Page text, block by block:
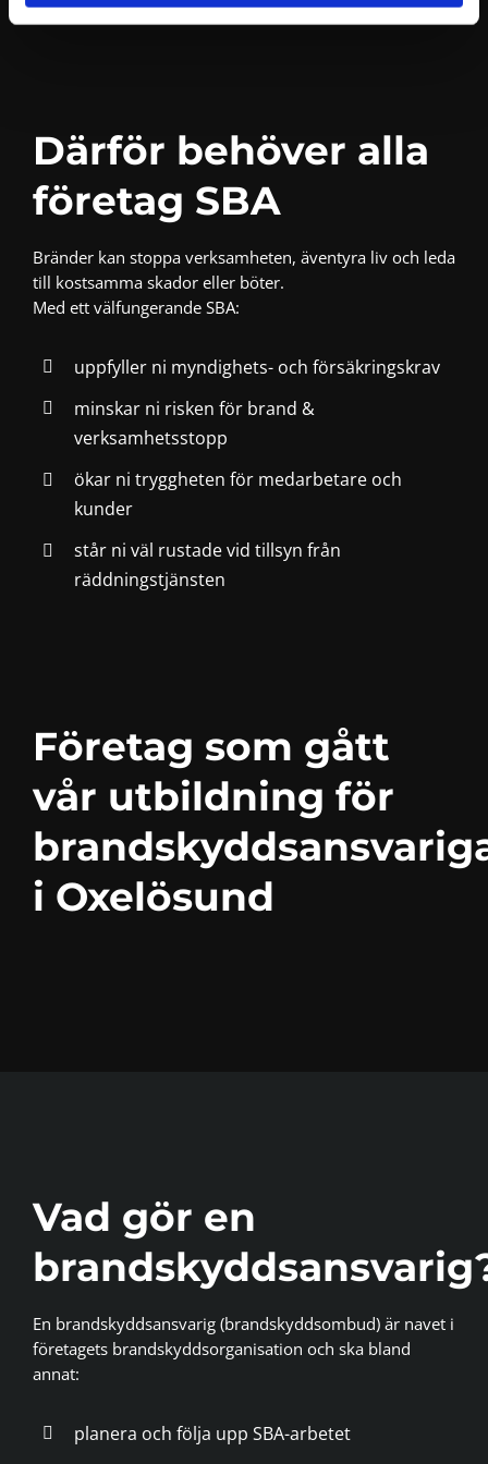
Därför behöver alla
företag SBA
Bränder kan stoppa verksamheten, äventyra liv och leda
till kostsamma skador eller böter.
Med ett välfungerande SBA:
uppfyller ni myndighets- och försäkringskrav
minskar ni risken för brand &
verksamhetsstopp
ökar ni tryggheten för medarbetare och
kunder
står ni väl rustade vid tillsyn från
räddningstjänsten
Företag som gått
vår utbildning för
i Oxelösund
Vad gör en
En brandskyddsansvarig (brandskyddsombud) är navet i
företagets brandskyddsorganisation och ska bland
annat:
planera och följa upp SBA-arbetet